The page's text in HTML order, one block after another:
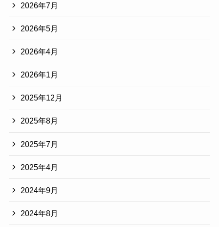
2026年7月
2026年5月
2026年4月
2026年1月
2025年12月
2025年8月
2025年7月
2025年4月
2024年9月
2024年8月